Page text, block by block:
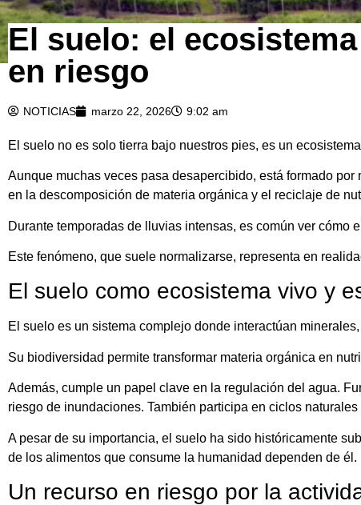
El suelo: el
en riesgo
NOTICIAS marzo 22, 2026 9:02 am
El suelo no es solo tierra bajo nuestros pies, es un
Aunque muchas veces pasa desapercibido, está formado
en la descomposición de materia orgánica y el reciclaje de
Durante temporadas de lluvias intensas, es común ver cómo
Este fenómeno, que suele normalizarse, representa en
El suelo como ecosistema vivo y
El suelo es un sistema complejo donde interactúan
Su biodiversidad permite transformar materia orgánica en
Además, cumple un papel clave en la regulación del agua.
riesgo de inundaciones. También participa en ciclos
A pesar de su importancia, el suelo ha sido históricamente
de los alimentos que consume la humanidad dependen de él.
Un recurso en riesgo por la